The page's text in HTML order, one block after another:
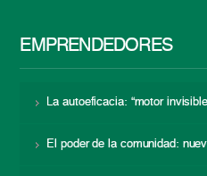
EMPRENDEDORES
La autoeficacia: “motor
El poder de la comunidad: